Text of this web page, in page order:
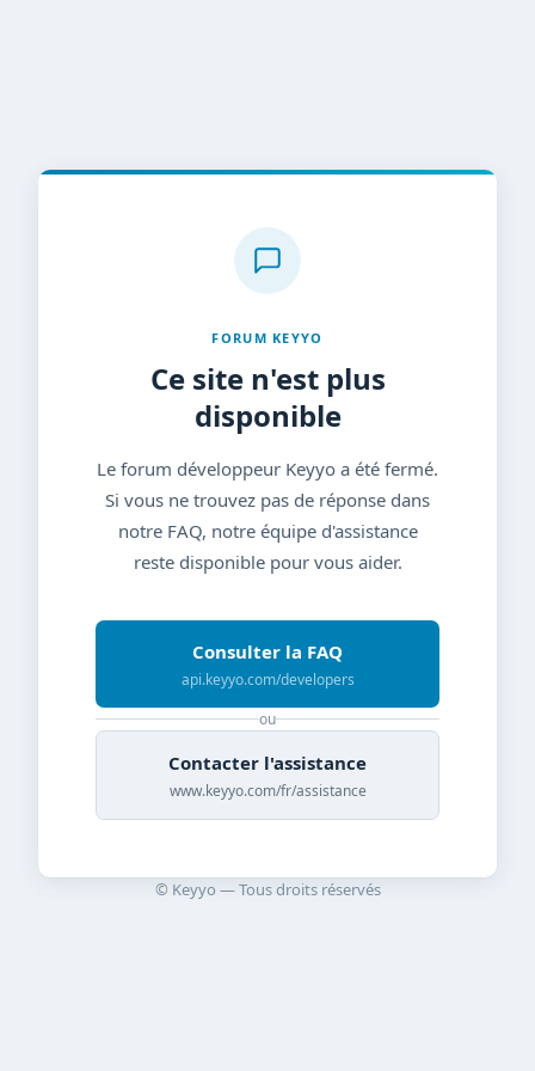
FORUM KEYYO
Ce site n'est plus
disponible
Le forum développeur Keyyo a été fermé.
Si vous ne trouvez pas de réponse dans
notre FAQ, notre équipe d'assistance
reste disponible pour vous aider.
Consulter la FAQ
api.keyyo.com/developers
ou
Contacter l'assistance
www.keyyo.com/fr/assistance
© Keyyo — Tous droits réservés